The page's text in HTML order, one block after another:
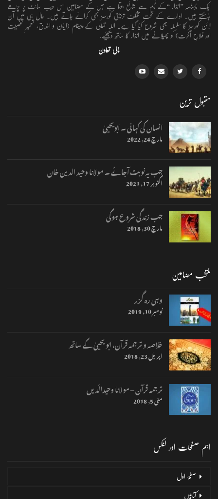
ایک ماہنامہ ’’انذار ‘‘کے نام سے شائع ہوتا ہے جس کے مضامین اس ویب سائٹ پر پڑھے
جاسکتے ہیں۔ ادارے کے تحت مختلف تربیتی کورسز بھی کرائے جاتے ہیں۔ حال ہی میں آن
لائن کورسز کا سلسلہ بھی شروع کیا گیا ہے۔ اللہ تعالٰی کے پیغام (ایمان و اخلاق، تعمیرِ شخصیت
اور فلاحِ آخرت) کو پھیلانے میں انذار کا ساتھ دیجئیے.
مالی تعاون
مقبول ترین
انسان کی کہانی ۔ ابویحییٰ
مارچ 24, 2022
جب یہ نوبت آجائے ۔ مولانا وحید الدین خان
اکتوبر 17, 2021
جب زندگی شروع ہوگی
مارچ 30, 2018
منتخب مضامین
وہی رہ گزر
نومبر 10, 2019
خلاصہ و ترجمہ قرآن، ابو یحییٰ کے ساتھ
اپریل 23, 2018
ترجمہ قرآن – مولانا وحیدالّدیں
مئی 5, 2018
اہم صفحات اور لنکس
صفحۂ اول
کتابیں